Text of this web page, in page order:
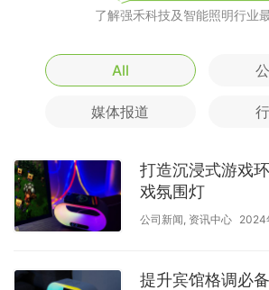
了解强禾科技及智能照明行业
All
媒体报道
打造沉浸式游戏
戏氛围灯
公司新闻 资讯中心 2024
提升宾馆格调必